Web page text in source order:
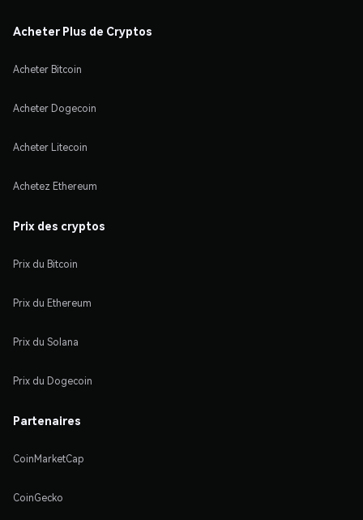
Acheter Plus de Cryptos
Acheter Bitcoin
Acheter Dogecoin
Acheter Litecoin
Achetez Ethereum
Prix des cryptos
Prix du Bitcoin
Prix du Ethereum
Prix du Solana
Prix du Dogecoin
Partenaires
CoinMarketCap
CoinGecko